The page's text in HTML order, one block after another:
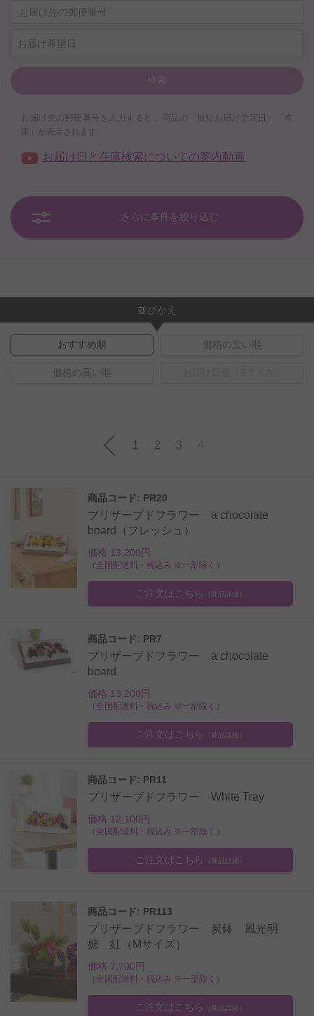
お届け希望日
検索
お届け先の郵便番号を入力すると、商品の「最短お届け予定日」「在
庫」が表示されます。
お届け日と在庫検索についての案内動画
さらに条件を絞り込む
並びかえ
おすすめ順 価格の安い順
価格の高い順
1 2 3
商品コード: PR20
プリザーブドフラワー a chocolate
board（フレッシュ）
価格 13,200円
（全国配送料・税込み ※一部除く）
ご注文はこちら （商品詳細）
商品コード: PR7
プリザーブドフラワー a chocolate
board
価格 13,200円
（全国配送料・税込み ※一部除く）
ご注文はこちら （商品詳細）
商品コード: PR11
プリザーブドフラワー White Tray
価格 12,100円
（全国配送料・税込み ※一部除く）
ご注文はこちら （商品詳細）
商品コード: PR113
プリザーブドフラワー 炭鉢 風光明
媚 紅（Mサイズ）
価格 7,700円
（全国配送料・税込み ※一部除く）
ご注文はこちら （商品詳細）